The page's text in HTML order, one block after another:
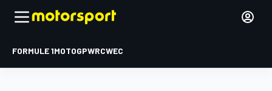
FORMULE 1MOTOGPWRCWEC